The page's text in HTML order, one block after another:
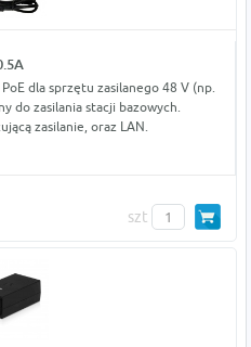
dla sprzętu zasilanego 48 V (np.
do zasilania stacji bazowych.
zasilanie, oraz LAN.
szt